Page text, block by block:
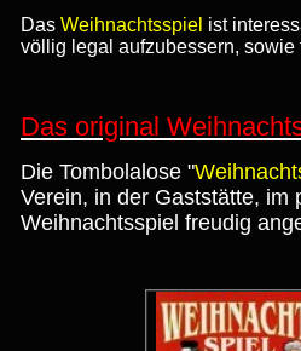
Das Weihnachtsspiel ist
völlig legal aufzubessern, sowie
Das original
Die Tombolalose "
Verein, in der Gaststätte, im
Weihnachtsspiel freudig